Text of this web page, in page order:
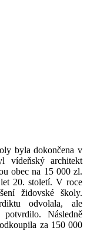
byla dokončena v
vídeňský architekt
obec na 15 000 zl.
20. století. V roce
židovské školy.
odvolala, ale
Následně
za 150 000